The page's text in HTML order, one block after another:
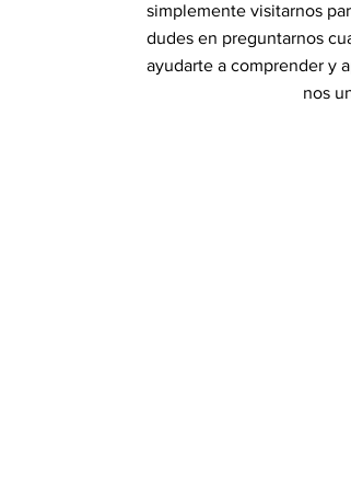
simplemente visitarnos
dudes en preguntarnos
ayudarte a comprender y
nos